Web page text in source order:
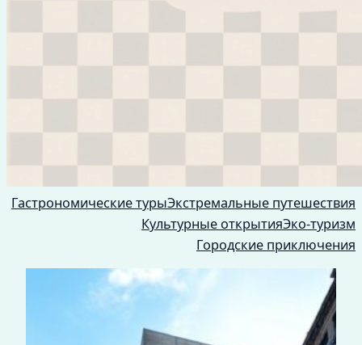
Гастрономические турыЭкстремальные путешествия
Культурные открытияЭко-туризм
Городские приключения